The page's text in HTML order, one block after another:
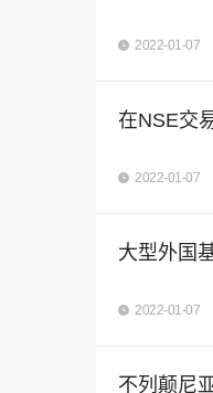
2022-01-07
在NSE交
2022-01-07
大型外国
2022-01-07
不列颠尼